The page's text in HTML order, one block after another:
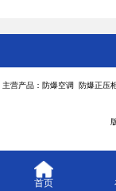
主营产品：防爆空调 防爆正
首页